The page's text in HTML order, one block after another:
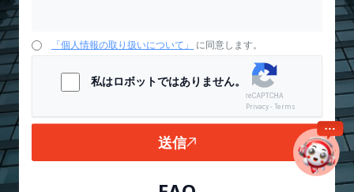
「個人情報の取り扱いについて」 に同意します。
私はロボットではありません。
Privacy - Terms
送信